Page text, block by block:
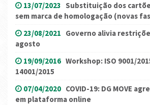
13/07/2023 Substituição dos
sem marca de homologação (novas
23/08/2021 Governo alivia
agosto
19/09/2016 Workshop: ISO 9001/
14001/2015
07/04/2020 COVID-19: DG MOVE
em plataforma online